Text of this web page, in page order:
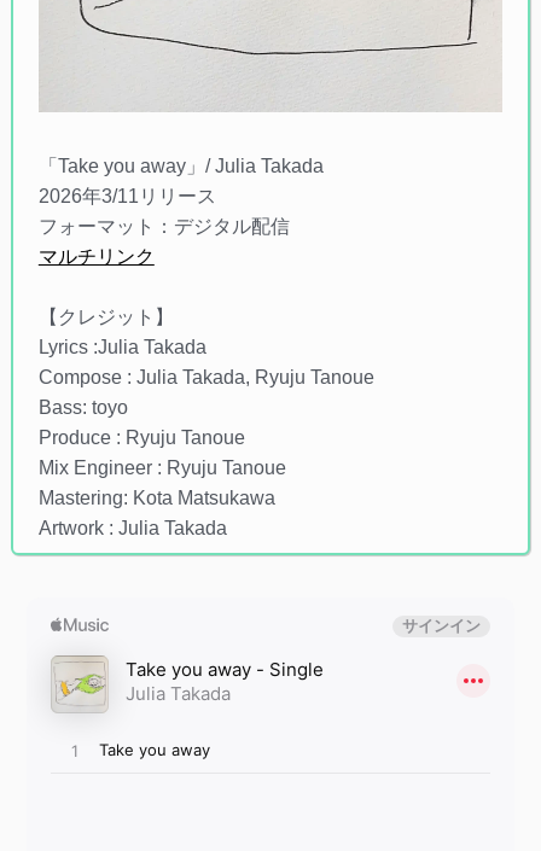
「Take you away」/ Julia Takada
2026年3/11リリース
フォーマット：デジタル配信
マルチリンク
【クレジット】
Lyrics :Julia Takada
Compose : Julia Takada, Ryuju Tanoue
Bass: toyo
Produce : Ryuju Tanoue
Mix Engineer : Ryuju Tanoue
Mastering: Kota Matsukawa
Artwork : Julia Takada